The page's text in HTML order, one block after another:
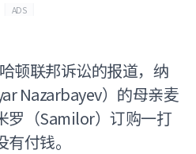
ADS
顿联邦诉讼的报道，纳
Nazarbayev）的母亲麦
罗（Samilor）订购一打
付钱。